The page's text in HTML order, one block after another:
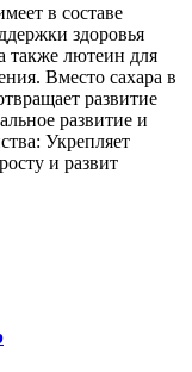
в составе
здоровья
также лютеин для
Вместо сахара в
развитие
развитие и
Укрепляет
и развит